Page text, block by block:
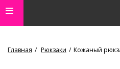
Главная Рюкзаки Кожаный